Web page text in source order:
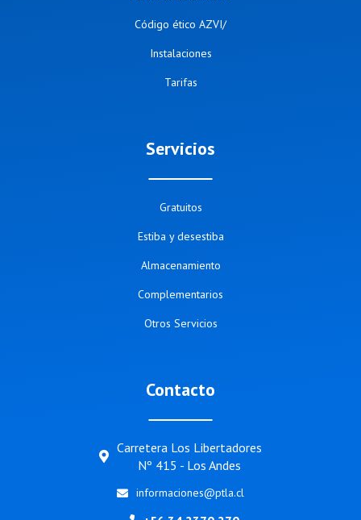
Código ético AZVI/
Instalaciones
Tarifas
Servicios
Gratuitos
Estiba y desestiba
Almacenamiento
Complementarios
Otros Servicios
Contacto
Carretera Los Libertadores
Nº 415 - Los Andes
informaciones@ptla.cl